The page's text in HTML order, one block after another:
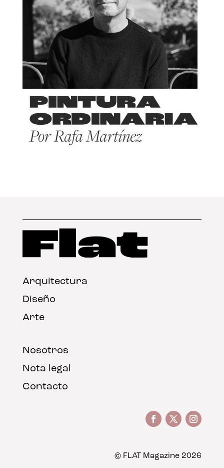
Arquitectura
Diseño
Arte
Nosotros
Nota legal
Contacto
© FLAT Magazine 2026